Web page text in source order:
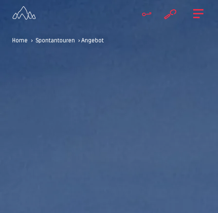
Home > Spontantouren > Angebot